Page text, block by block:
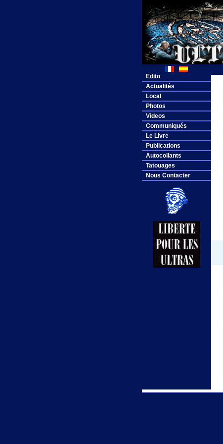
Edito
Actualités
Local
Photos
Videos
Communiqués
Le Livre
Publications
Autocollants
Tatouages
Nous Contacter